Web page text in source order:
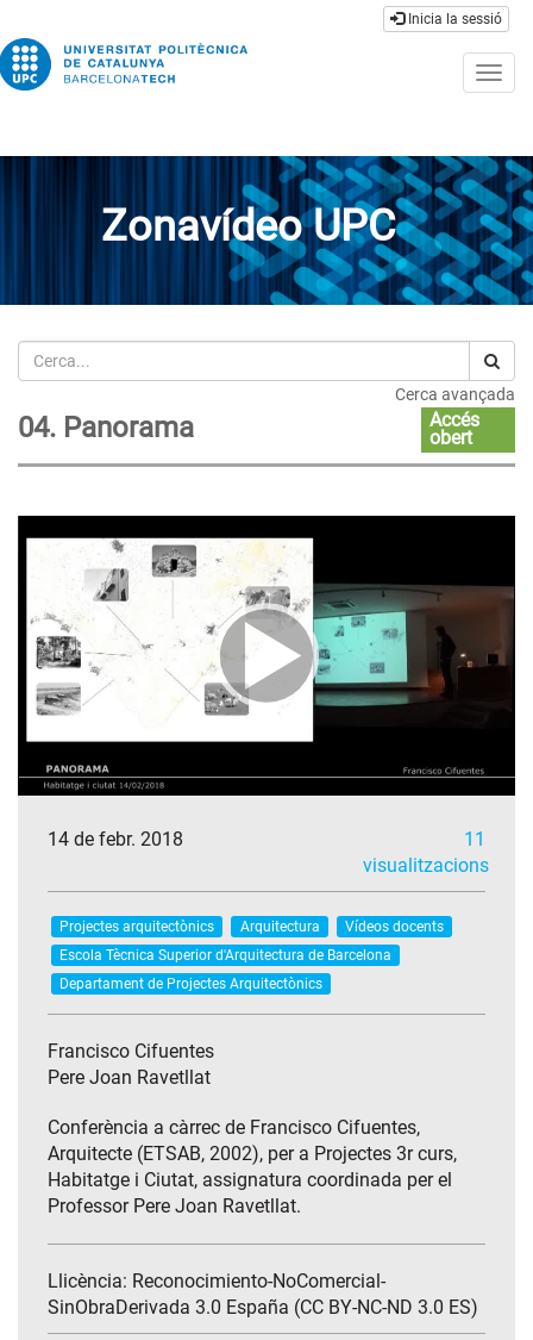
Inicia la sessió
Zonavídeo UPC
Cerca
Cerca avançada
04. Panorama
Accés
obert
14 de febr. 2018
11
visualitzacions
Projectes arquitectònics Arquitectura
Vídeos docents
Escola Tècnica Superior d'Arquitectura de Barcelona
Departament de Projectes Arquitectònics
Francisco Cifuentes
Pere Joan Ravetllat
Conferència a càrrec de Francisco Cifuentes,
Arquitecte (ETSAB, 2002), per a Projectes 3r curs,
Habitatge i Ciutat, assignatura coordinada per el
Professor Pere Joan Ravetllat.
Llicència: Reconocimiento-NoComercial-
SinObraDerivada 3.0 España (CC BY-NC-ND 3.0 ES)